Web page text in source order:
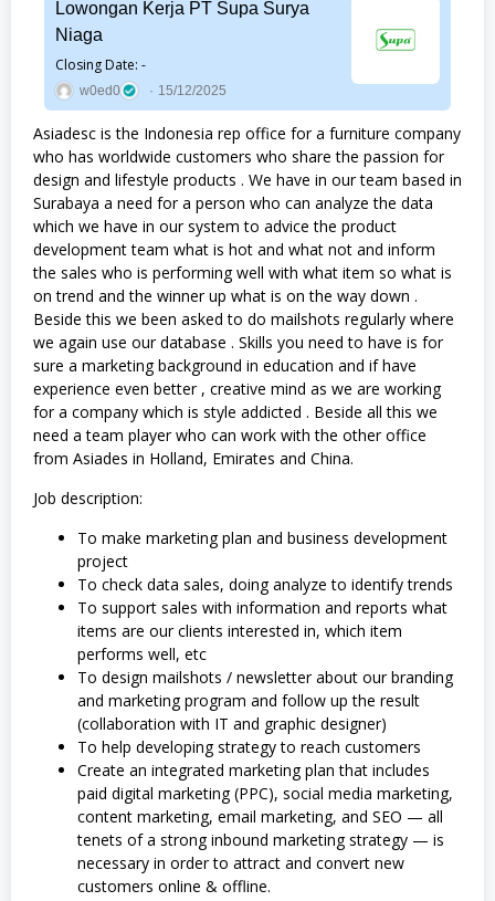
Lowongan Kerja PT Supa Surya
Niaga
Closing Date: -
w0ed0 15/12/2025
Asiadesc is the Indonesia rep office for a furniture company
who has worldwide customers who share the passion for
design and lifestyle products . We have in our team based in
Surabaya a need for a person who can analyze the data
which we have in our system to advice the product
development team what is hot and what not and inform
the sales who is performing well with what item so what is
on trend and the winner up what is on the way down .
Beside this we been asked to do mailshots regularly where
we again use our database . Skills you need to have is for
sure a marketing background in education and if have
experience even better , creative mind as we are working
for a company which is style addicted . Beside all this we
need a team player who can work with the other office
from Asiades in Holland, Emirates and China.
Job description:
To make marketing plan and business development
project
To check data sales, doing analyze to identify trends
To support sales with information and reports what
items are our clients interested in, which item
performs well, etc
To design mailshots / newsletter about our branding
and marketing program and follow up the result
(collaboration with IT and graphic designer)
To help developing strategy to reach customers
Create an integrated marketing plan that includes
paid digital marketing (PPC), social media marketing,
content marketing, email marketing, and SEO — all
tenets of a strong inbound marketing strategy — is
necessary in order to attract and convert new
customers online & offline.